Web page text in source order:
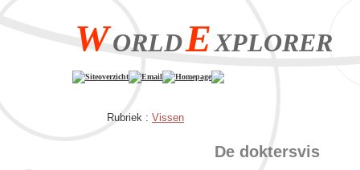
WORLDEXPLORER
Siteoverzicht Email Homepage
Rubriek : Vissen
De doktersvis